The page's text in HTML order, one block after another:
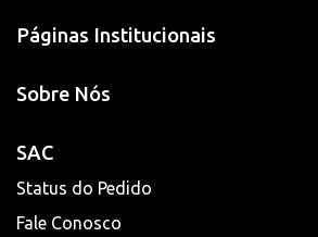
Páginas Institucionais
Sobre Nós
SAC
Status do Pedido
Fale Conosco